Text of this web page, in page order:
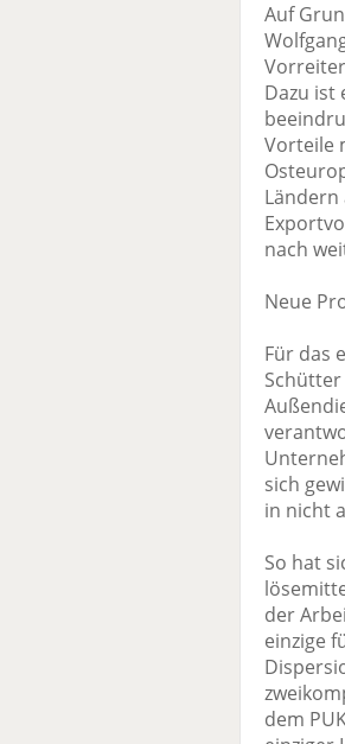
Auf
Dazu ist
Vorteile
nach
Neue
Für das
sich
in nicht
So hat
der
einzige
dem